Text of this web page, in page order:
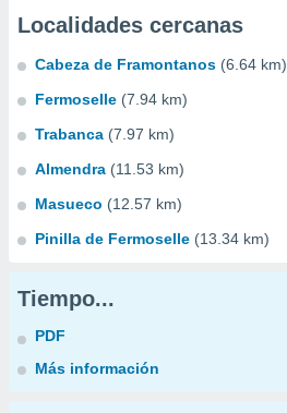
Localidades cercanas
Cabeza de Framontanos (6.64 km)
Fermoselle (7.94 km)
Trabanca (7.97 km)
Almendra (11.53 km)
Masueco (12.57 km)
Pinilla de Fermoselle (13.34 km)
Tiempo...
PDF
Más información